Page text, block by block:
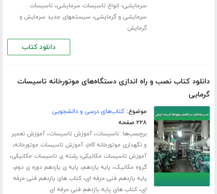
سرمایشی، انواع تاسیسات سرمایشی، تاسیسات
سرمایشی و گرمایشی، سیستمهای جدید سرمایش و
گرمایش
دانلود کتاب
دانلود کتاب نصب و راه اندازی دستگاه‌های موتورخانه تاسیسات
گرمایی
موضوع:کتاب‌های درسی و دانشجویی
۲۲۸ صفحه
برچسب‌ها: تاسیسات،آموزش تاسیسات،آموزش تعمیر
و نگهداری موتورخانه pdf
،آموزش تاسیسات موتورخانه،
آموزش تاسیسات مکانیکی،رشته ی تاسیسات مکانیکی،
گروه مکانیک، پایه یازدهم، پایه ی یازدهم دوره ی دوم،
پایه یازدهم فنی حرفه ای،کتاب های یازدهم فنی حرفه
ای،کتاب های پایه یازدهم فنی حرفه ای